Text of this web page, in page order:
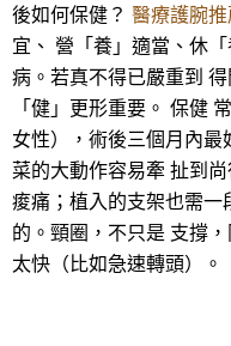
後如何保健？ 醫療護腕推
宜、 營「養」適當、休
病。若真不得已嚴重到
「健」更形重要。 保健
女性），術後三個月內
菜的大動作容易牽 扯到
痠痛；植入的支架也需一
的。頸圈，不只是 支撐
太快（比如急速轉頭）。